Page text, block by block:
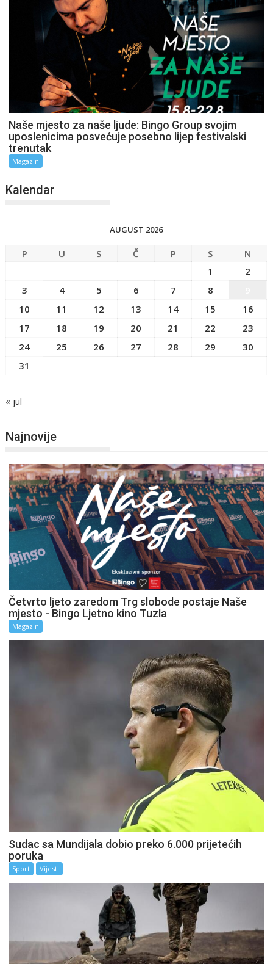
Naše mjesto za naše ljude: Bingo Group svojim
uposlenicima posvećuje posebno lijep festivalski
trenutak
Magazin
Kalendar
AUGUST 2026
P U S Č P S
N
1
2
3
4 5 6 7 8
10
11 12 13 14 15
16
17
18 19 20 21 22
23
24
25 26 27 28 29
30
31
« jul
Najnovije
Četvrto ljeto zaredom Trg slobode postaje Naše
mjesto - Bingo Ljetno kino Tuzla
Magazin
Sudac sa Mundijala dobio preko 6.000 prijetećih
poruka
Sport Vijesti